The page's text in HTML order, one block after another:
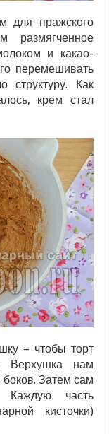
для пражского
размягченное
и какао-
перемешивать
структуру. Как
крем стал
– чтобы торт
Верхушка нам
Затем сам
часть
кисточки)